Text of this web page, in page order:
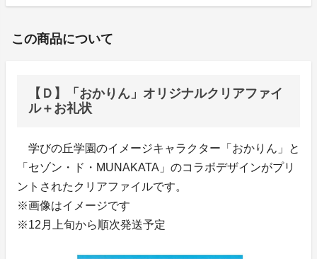
この商品について
【Ｄ】「おかりん」オリジナルクリアファイ
ル＋お礼状
学びの丘学園のイメージキャラクター「おかりん」と
「セゾン・ド・MUNAKATA」のコラボデザインがプリ
ントされたクリアファイルです。
※画像はイメージです
※12月上旬から順次発送予定